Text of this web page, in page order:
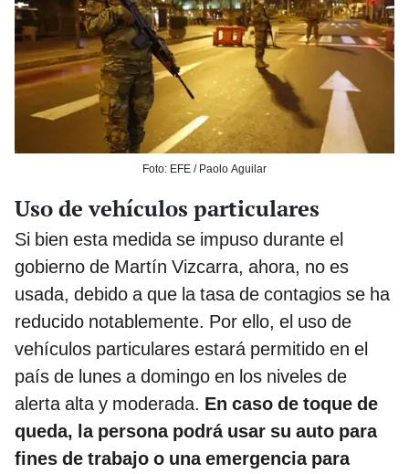
Foto: EFE / Paolo Aguilar
Uso de vehículos particulares
Si bien esta medida se impuso durante el
gobierno de Martín Vizcarra, ahora, no es
usada, debido a que la tasa de contagios se ha
reducido notablemente. Por ello, el uso de
vehículos particulares estará permitido en el
país de lunes a domingo en los niveles de
alerta alta y moderada. En caso de toque de
queda, la persona podrá usar su auto para
fines de trabajo o una emergencia para